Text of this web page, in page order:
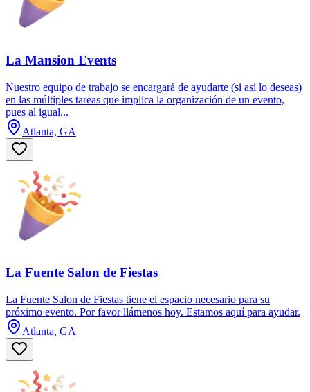
La Mansion Events
Nuestro equipo de trabajo se encargará de ayudarte (si así lo deseas)
en las múltiples tareas que implica la organización de un evento,
pues al igual...
Atlanta, GA
La Fuente Salon de Fiestas
La Fuente Salon de Fiestas tiene el espacio necesario para su
próximo evento. Por favor llámenos hoy. Estamos aquí para ayudar.
Atlanta, GA